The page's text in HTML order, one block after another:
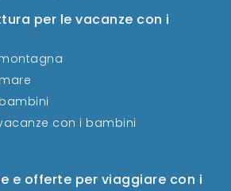
e offerte per viaggiare con i
per le vacanze con i
con i bambini